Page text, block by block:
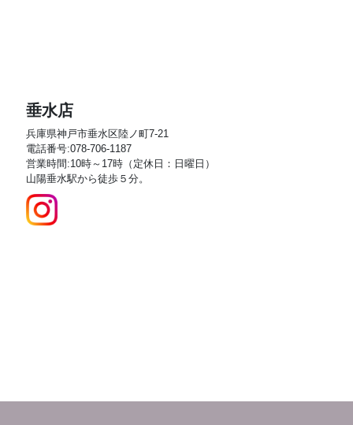
垂水店
兵庫県神戸市垂水区陸ノ町7-21
電話番号:078-706-1187
営業時間:10時～17時（定休日：日曜日）
山陽垂水駅から徒歩５分。